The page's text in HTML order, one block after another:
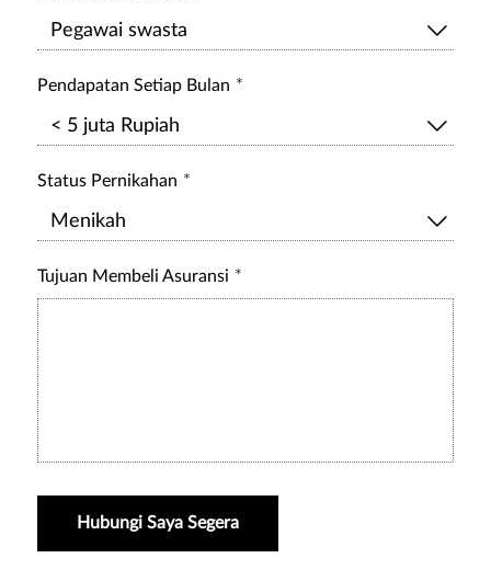
Pendapatan Setiap Bulan
Status Pernikahan
Tujuan Membeli Asuransi
Hubungi Saya Segera